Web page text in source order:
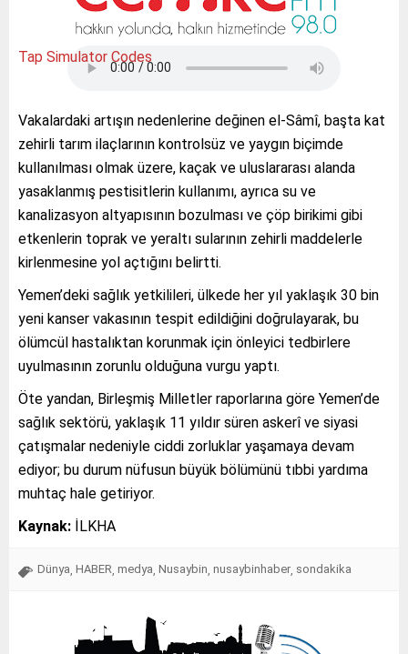
Tap Simulator Codes
Vakalardaki artışın nedenlerine değinen el-Sâmî, başta kat
zehirli tarım ilaçlarının kontrolsüz ve yaygın biçimde
kullanılması olmak üzere, kaçak ve uluslararası alanda
yasaklanmış pestisitlerin kullanımı, ayrıca su ve
kanalizasyon altyapısının bozulması ve çöp birikimi gibi
etkenlerin toprak ve yeraltı sularının zehirli maddelerle
kirlenmesine yol açtığını belirtti.
Yemen’deki sağlık yetkilileri, ülkede her yıl yaklaşık 30 bin
yeni kanser vakasının tespit edildiğini doğrulayarak, bu
ölümcül hastalıktan korunmak için önleyici tedbirlere
uyulmasının zorunlu olduğuna vurgu yaptı.
Öte yandan, Birleşmiş Milletler raporlarına göre Yemen’de
sağlık sektörü, yaklaşık 11 yıldır süren askerî ve siyasi
çatışmalar nedeniyle ciddi zorluklar yaşamaya devam
ediyor; bu durum nüfusun büyük bölümünü tıbbi yardıma
muhtaç hale getiriyor.
Kaynak: İLKHA
Dünya HABER medya Nusaybin nusaybinhaber sondakika